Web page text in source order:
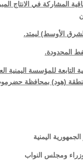
المشاركة في الانتاج
الأوسط) ليمتد.
المحدودة.
التابعة للمؤسسة اليمنية
اليمنية
ومجلس النواب